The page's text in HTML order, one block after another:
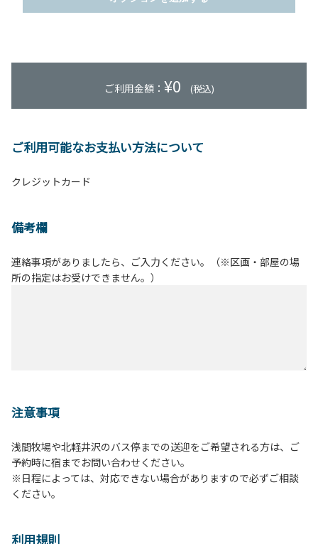
ご利用金額： ¥0 (税込)
ご利用可能なお支払い方法について
クレジットカード
備考欄
連絡事項がありましたら、ご入力ください。（※区画・部屋の場
所の指定はお受けできません。）
注意事項
浅間牧場や北軽井沢のバス停までの送迎をご希望される方は、ご
予約時に宿までお問い合わせください。
※日程によっては、対応できない場合がありますので必ずご相談
ください。
利用規則